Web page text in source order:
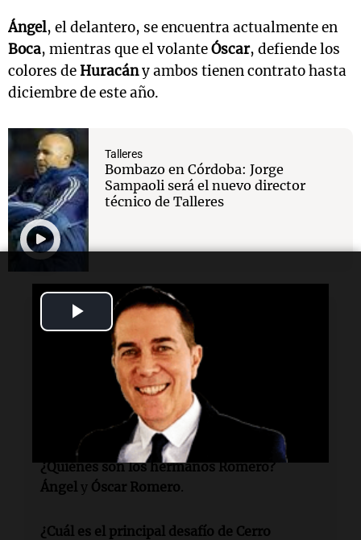
Play
Video
Ángel, el delantero, se encuentra actualmente en
Boca, mientras que el volanteÓscar, defiende los
colores deHuracány ambos tienen contrato hasta
diciembre de este año.
Talleres
Bombazo en Córdoba: Jorge
Sampaoli será el nuevo director
técnico de Talleres
Lectura rápida
¿Qué equipo está en conversaciones con los
hermanos Romero?
Cerro PorteñodeParaguay
conversaciones.
¿Quiénes son los hermanos Romero?
Ángel y Óscar Romero.
¿Cuál es el principal desafío de Cerro